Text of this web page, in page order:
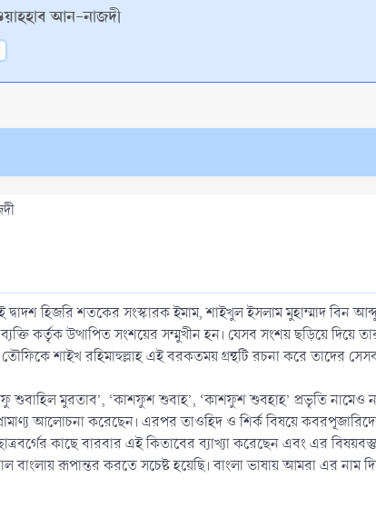
আন-নাজদী
হিজরি শতকের সংস্কারক ইমাম, শাইখুল ইসলাম মুহাম্মাদ বিন
কর্তৃক উত্থাপিত সংশয়ের সম্মুখীন হন। যেসব সংশয় ছড়িয়ে দিয়ে
শাইখ রহিমাহুল্লাহ এই বরকতময় গ্রন্থটি রচনা করে তাদের
শুবাহিল মুরতাব’, ‘কাশফুশ শুবাহ’, ‘কাশফুশ শুবহাহ’ প্রভৃতি
আলোচনা করেছেন। এরপর তাওহিদ ও শির্ক বিষয়ে
কাছে বারবার এই কিতাবের ব্যাখ্যা করেছেন এবং এর
রূপান্তর করতে সচেষ্ট হয়েছি। বাংলা ভাষায় আমরা এর নাম